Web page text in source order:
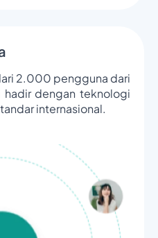
2.000 pengguna dari
dengan teknologi
internasional.